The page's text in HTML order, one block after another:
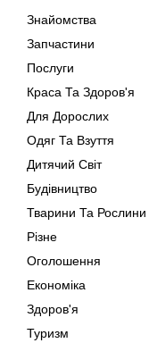
Знайомства
Запчастини
Послуги
Краса Та Здоров'я
Для Дорослих
Одяг Та Взуття
Дитячий Світ
Будівництво
Тварини Та Рослини
Різне
Оголошення
Економіка
Здоров'я
Туризм